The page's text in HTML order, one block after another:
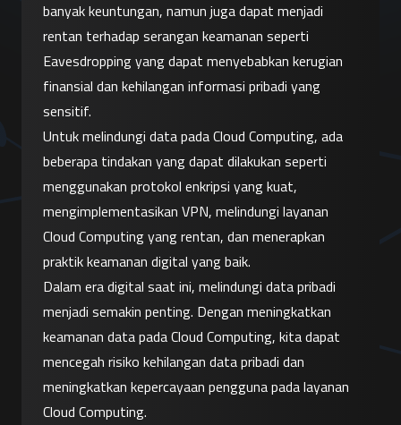
banyak keuntungan, namun juga dapat menjadi
rentan terhadap serangan keamanan seperti
Eavesdropping yang dapat menyebabkan kerugian
finansial dan kehilangan informasi pribadi yang
sensitif.
Untuk melindungi data pada Cloud Computing, ada
beberapa tindakan yang dapat dilakukan seperti
menggunakan protokol enkripsi yang kuat,
mengimplementasikan VPN, melindungi layanan
Cloud Computing yang rentan, dan menerapkan
praktik keamanan digital yang baik.
Dalam era digital saat ini, melindungi data pribadi
menjadi semakin penting. Dengan meningkatkan
keamanan data pada Cloud Computing, kita dapat
mencegah risiko kehilangan data pribadi dan
meningkatkan kepercayaan pengguna pada layanan
Cloud Computing.